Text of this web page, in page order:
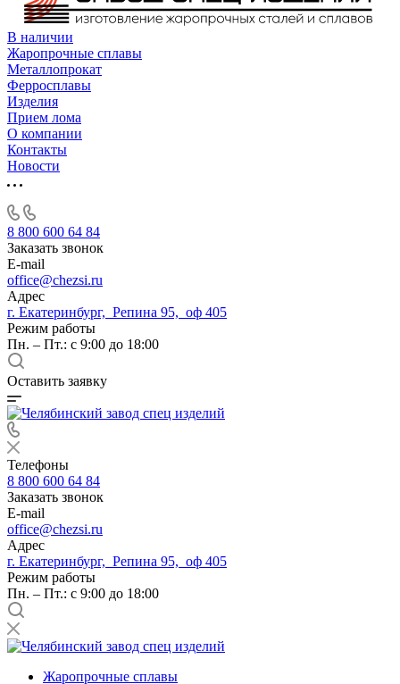
В наличии
Жаропрочные сплавы
Металлопрокат
Ферросплавы
Изделия
Прием лома
О компании
Контакты
Новости
8 800 600 64 84
Заказать звонок
E-mail
office@chezsi.ru
Адрес
г. Екатеринбург, Репина 95, оф 405
Режим работы
Пн. – Пт.: с 9:00 до 18:00
Оставить заявку
Телефоны
8 800 600 64 84
Заказать звонок
E-mail
office@chezsi.ru
Адрес
г. Екатеринбург, Репина 95, оф 405
Режим работы
Пн. – Пт.: с 9:00 до 18:00
Жаропрочные сплавы